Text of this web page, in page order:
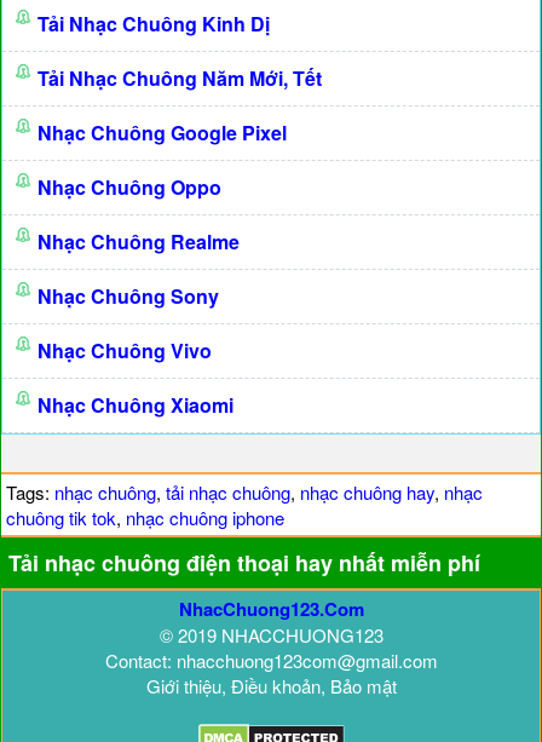
Tải Nhạc Chuông Kinh Dị
Tải Nhạc Chuông Năm Mới, Tết
Nhạc Chuông Google Pixel
Nhạc Chuông Oppo
Nhạc Chuông Realme
Nhạc Chuông Sony
Nhạc Chuông Vivo
Nhạc Chuông Xiaomi
Tags: nhạc chuông, tải nhạc chuông, nhạc chuông hay, nhạc
chuông tik tok, nhạc chuông iphone
Tải nhạc chuông điện thoại hay nhất miễn phí
NhacChuong123.Com
© 2019 NHACCHUONG123
Contact: nhacchuong123com@gmail.com
Giới thiệu, Điều khoản, Bảo mật